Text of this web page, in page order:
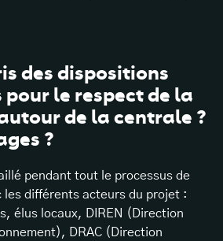
des dispositions
le respect de la
de la centrale ?
?
pendant tout le processus de
les différents acteurs du projet :
élus locaux, DIREN (Direction
DRAC (Direction